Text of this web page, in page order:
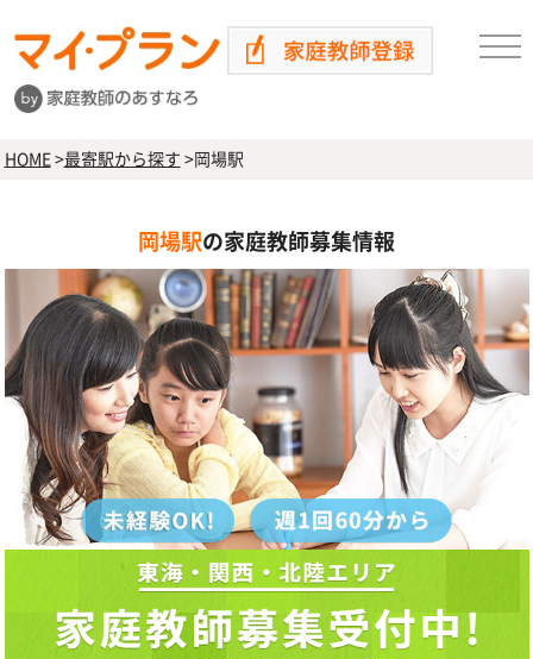
HOME>最寄駅から探す >岡場駅
岡場駅の家庭教師募集情報